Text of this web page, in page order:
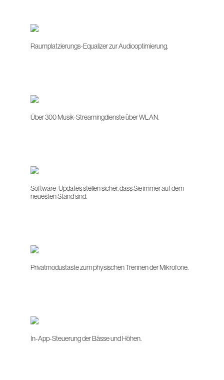
Raumplatzierungs-Equalizer zur Audiooptimierung.
Über 300 Musik-Streamingdienste über WLAN.
Software-Updates stellen sicher, dass Sie immer auf dem
neuesten Stand sind.
Privatmodustaste zum physischen Trennen der Mikrofone.
In-App-Steuerung der Bässe und Höhen.